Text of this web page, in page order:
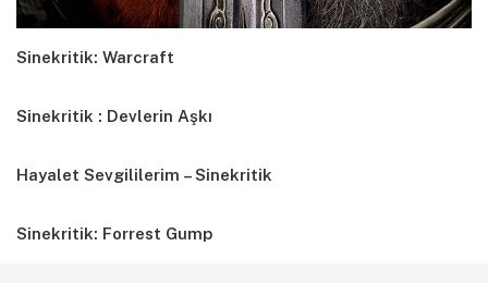
Sinekritik: Warcraft
Sinekritik : Devlerin Aşkı
Hayalet Sevgililerim – Sinekritik
Sinekritik: Forrest Gump